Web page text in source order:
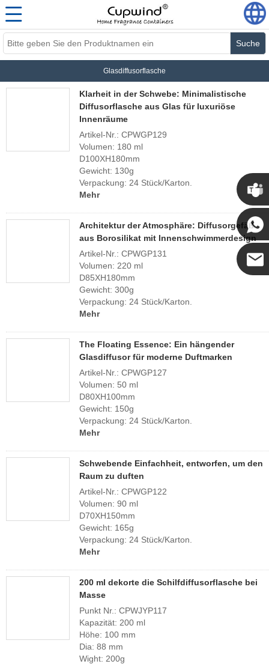
Suche
Glasdiffusorflasche
Klarheit in der Schwebe: Minimalistische
Diffusorflasche aus Glas für luxuriöse
Innenräume
Artikel-Nr.: CPWGP129
Volumen: 180 ml
D100XH180mm
Gewicht: 130g
Verpackung: 24 Stück/Karton.
Mehr
Architektur der Atmosphäre: Diffusorgefäß
aus Borosilikat mit Innenschwimmerdesign
Artikel-Nr.: CPWGP131
Volumen: 220 ml
D85XH180mm
Gewicht: 300g
Verpackung: 24 Stück/Karton.
Mehr
The Floating Essence: Ein hängender
Glasdiffusor für moderne Duftmarken
Artikel-Nr.: CPWGP127
Volumen: 50 ml
D80XH100mm
Gewicht: 150g
Verpackung: 24 Stück/Karton.
Mehr
Schwebende Einfachheit, entworfen, um den
Raum zu duften
Artikel-Nr.: CPWGP122
Volumen: 90 ml
D70XH150mm
Gewicht: 165g
Verpackung: 24 Stück/Karton.
Mehr
200 ml dekorte die Schilfdiffusorflasche bei
Masse
Punkt Nr.: CPWJYP117
Kapazität: 200 ml
Höhe: 100 mm
Dia: 88 mm
Wight: 200g